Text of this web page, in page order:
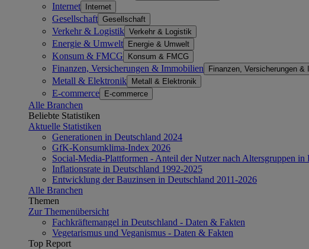
Internet Internet
Gesellschaft Gesellschaft
Verkehr & Logistik Verkehr & Logistik
Energie & Umwelt Energie & Umwelt
Konsum & FMCG Konsum & FMCG
Finanzen, Versicherungen & Immobilien Finanzen, Versicherungen &
Metall & Elektronik Metall & Elektronik
E-commerce E-commerce
Alle Branchen
Beliebte Statistiken
Aktuelle Statistiken
Generationen in Deutschland 2024
GfK-Konsumklima-Index 2026
Social-Media-Plattformen - Anteil der Nutzer nach Altersgruppen in
Inflationsrate in Deutschland 1992-2025
Entwicklung der Bauzinsen in Deutschland 2011-2026
Alle Branchen
Themen
Zur Themenübersicht
Fachkräftemangel in Deutschland - Daten & Fakten
Vegetarismus und Veganismus - Daten & Fakten
Top Report